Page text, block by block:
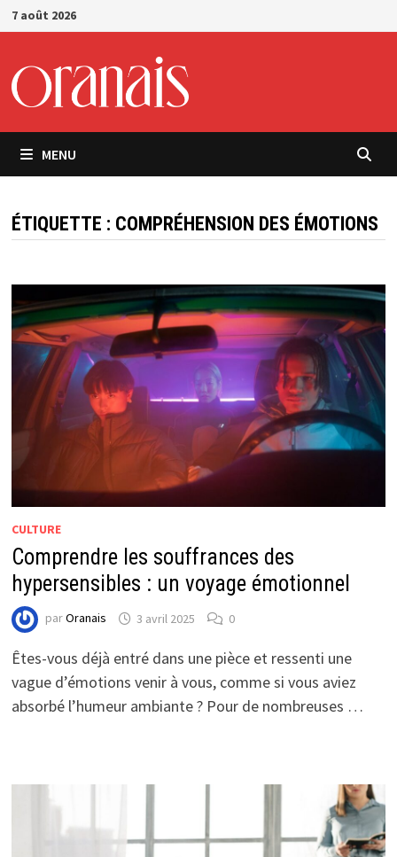
Passer
au
7 août 2026
MENU
ÉTIQUETTE : COMPRÉHENSION DES ÉMOTIONS
CULTURE
Comprendre les souffrances des
hypersensibles : un voyage émotionnel
parOranais 3 avril 2025 0
Êtes-vous déjà entré dans une pièce et ressenti une
vague d’émotions venir à vous, comme si vous aviez
absorbé l’humeur ambiante ? Pour de nombreuses …